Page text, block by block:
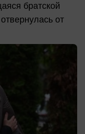
братской
от